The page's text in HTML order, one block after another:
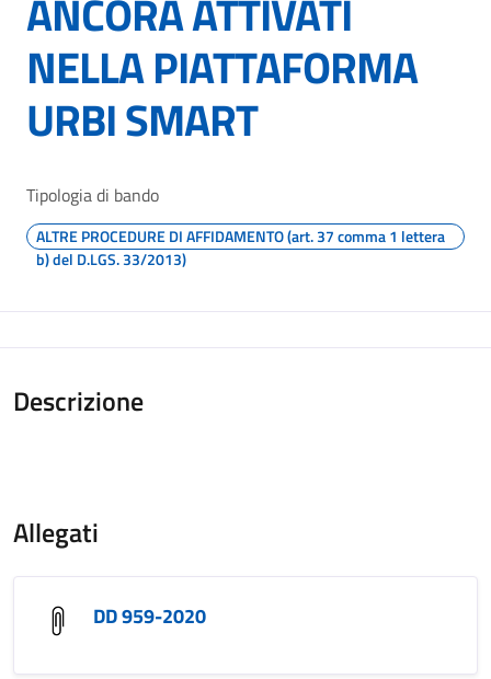
ANCORA ATTIVATI
NELLA PIATTAFORMA
URBI SMART
Tipologia di bando
ALTRE PROCEDURE DI AFFIDAMENTO (art. 37 comma 1 lettera
b) del D.LGS. 33/2013)
Descrizione
Allegati
DD 959-2020